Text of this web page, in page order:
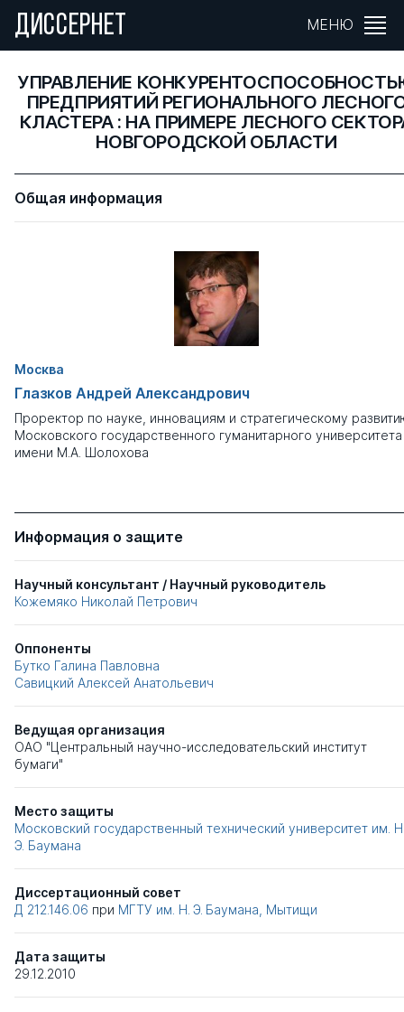
ДИССЕРНЕТ МЕНЮ
УПРАВЛЕНИЕ
ПРЕДПРИЯТИЙ РЕГИОНАЛЬНОГО
КЛАСТЕРА : НА ПРИМЕРЕ ЛЕСНОГО
НОВГОРОДСКОЙ ОБЛАСТИ
Общая информация
Москва
Глазков Андрей Александрович
Проректор по науке, инновациям и стратегическому
Московского государственного гуманитарного университета
имени М.А. Шолохова
Информация о защите
Научный консультант / Научный руководитель
Кожемяко Николай Петрович
Оппоненты
Бутко Галина Павловна
Савицкий Алексей Анатольевич
Ведущая организация
ОАО "Центральный научно-исследовательский институт
бумаги"
Место защиты
Московский государственный технический университет им.
Э. Баумана
Диссертационный совет
Д 212.146.06 при МГТУ им. Н. Э. Баумана, Мытищи
Дата защиты
29.12.2010